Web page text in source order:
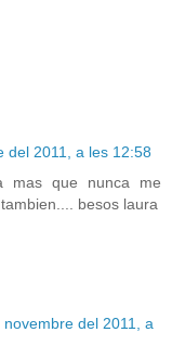
del 2011, a les 12:58
mas que nunca me
besos laura
novembre del 2011, a